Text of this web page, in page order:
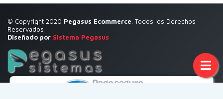
© Copyright 2020 Pegasus Ecommerce . Todos los Derechos
Reservados
Diseñado por Sistema Pegasus